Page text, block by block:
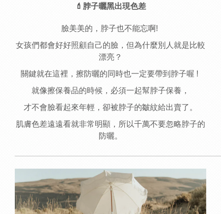
💄脖子曬黑出現色差
臉美美的，脖子也不能忘啊!
女孩們都會好好照顧自己的臉，但為什麼別人就是比較
漂亮？
關鍵就在這裡，擦防曬的同時也一定要帶到脖子喔 !
就像擦保養品的時候，必須一起幫脖子保養，
才不會臉看起來年輕，卻被脖子的皺紋給出賣了。
肌膚色差遠遠看就非常明顯，所以千萬不要忽略脖子的
防曬。